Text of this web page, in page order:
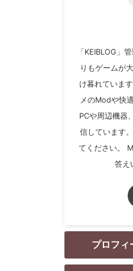
「KEIBLOG」
りもゲームが
け暮れていま
メのModや快
PCや周辺機器
信しています
てください。
答え
プロフィ